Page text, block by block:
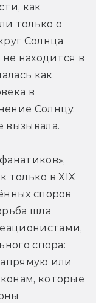
как
только о
Солнца
находится в
как
в
Солнцу.
вызывала.
только в XIX
споров
шла
спора:
или
которые